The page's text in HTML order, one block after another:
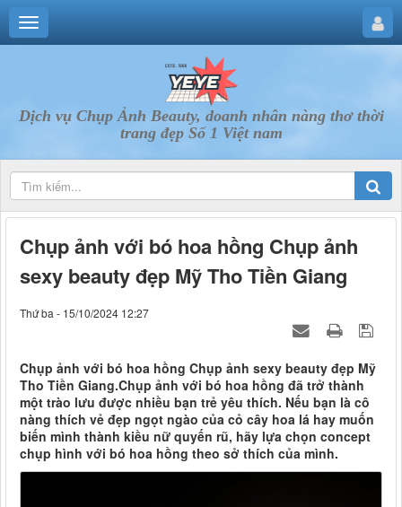
Dịch vụ Chụp Ảnh Beauty, doanh nhân nàng thơ thời
trang đẹp Số 1 Việt nam
Chụp ảnh với bó hoa hồng Chụp ảnh
sexy beauty đẹp Mỹ Tho Tiền Giang
Thứ ba - 15/10/2024 12:27
Chụp ảnh với bó hoa hồng Chụp ảnh sexy beauty đẹp Mỹ
Tho Tiền Giang.Chụp ảnh với bó hoa hồng đã trở thành
một trào lưu được nhiều bạn trẻ yêu thích. Nếu bạn là cô
nàng thích vẻ đẹp ngọt ngào của cỏ cây hoa lá hay muốn
biến mình thành kiều nữ quyến rũ, hãy lựa chọn concept
chụp hình với bó hoa hồng theo sở thích của mình.